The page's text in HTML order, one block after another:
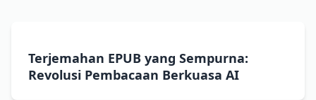
Terjemahan EPUB yang Sempurna:
Revolusi Pembacaan Berkuasa AI